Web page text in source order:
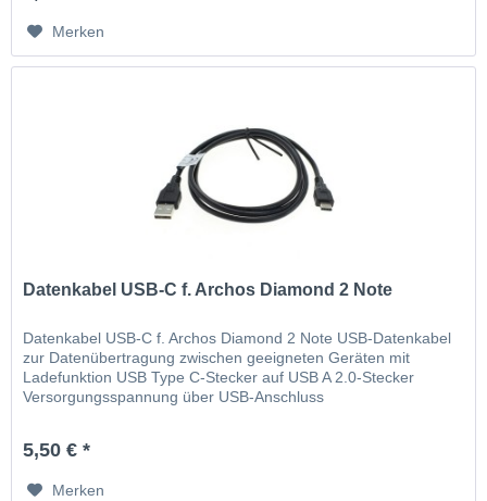
Merken
Datenkabel USB-C f. Archos Diamond 2 Note
Datenkabel USB-C f. Archos Diamond 2 Note USB-Datenkabel
zur Datenübertragung zwischen geeigneten Geräten mit
Ladefunktion USB Type C-Stecker auf USB A 2.0-Stecker
Versorgungsspannung über USB-Anschluss
5,50 € *
Merken